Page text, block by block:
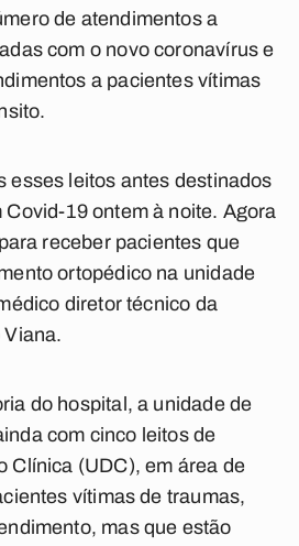
de atendimentos a
com o novo coronavírus e
a pacientes vítimas
esses leitos antes destinados
19 ontem à noite. Agora
receber pacientes que
ortopédico na unidade
diretor técnico da
do hospital, a unidade de
com cinco leitos de
Clínica (UDC), em área de
vítimas de traumas,
mas que estão